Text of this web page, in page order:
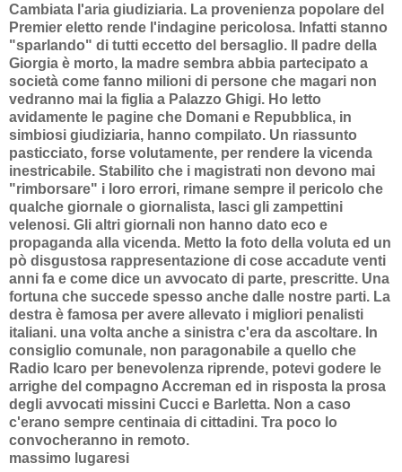
Cambiata l'aria giudiziaria. La provenienza popolare del
Premier eletto rende l'indagine pericolosa. Infatti stanno
"sparlando" di tutti eccetto del bersaglio. Il padre della
Giorgia è morto, la madre sembra abbia partecipato a
società come fanno milioni di persone che magari non
vedranno mai la figlia a Palazzo Ghigi. Ho letto
avidamente le pagine che Domani e Repubblica, in
simbiosi giudiziaria, hanno compilato. Un riassunto
pasticciato, forse volutamente, per rendere la vicenda
inestricabile. Stabilito che i magistrati non devono mai
"rimborsare" i loro errori, rimane sempre il pericolo che
qualche giornale o giornalista, lasci gli zampettini
velenosi. Gli altri giornali non hanno dato eco e
propaganda alla vicenda. Metto la foto della voluta ed un
pò disgustosa rappresentazione di cose accadute venti
anni fa e come dice un avvocato di parte, prescritte. Una
fortuna che succede spesso anche dalle nostre parti. La
destra è famosa per avere allevato i migliori penalisti
italiani. una volta anche a sinistra c'era da ascoltare. In
consiglio comunale, non paragonabile a quello che
Radio Icaro per benevolenza riprende, potevi godere le
arrighe del compagno Accreman ed in risposta la prosa
degli avvocati missini Cucci e Barletta. Non a caso
c'erano sempre centinaia di cittadini. Tra poco lo
convocheranno in remoto.
massimo lugaresi